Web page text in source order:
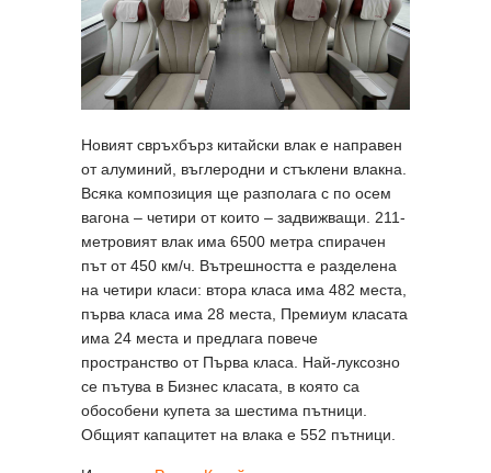
Новият свръхбърз китайски влак е направен
от алуминий, въглеродни и стъклени влакна.
Всяка композиция ще разполага с по осем
вагона – четири от които – задвижващи. 211-
метровият влак има 6500 метра спирачен
път от 450 км/ч. Вътрешността е разделена
на четири класи: втора класа има 482 места,
първа класа има 28 места, Премиум класата
има 24 места и предлага повече
пространство от Първа класа. Най-луксозно
се пътува в Бизнес класата, в която са
обособени купета за шестима пътници.
Общият капацитет на влака е 552 пътници.